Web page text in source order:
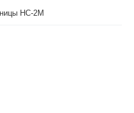
НС-2М